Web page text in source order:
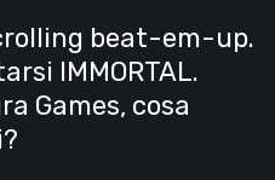
beat-em-up.
IMMORTAL.
Games, cosa